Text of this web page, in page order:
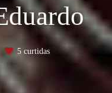
5 curtidas